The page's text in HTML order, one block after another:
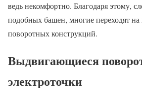
ведь некомфортно. Благодаря этому,
подобных башен, многие переходят
поворотных конструкций.
Выдвигающиеся
электроточки